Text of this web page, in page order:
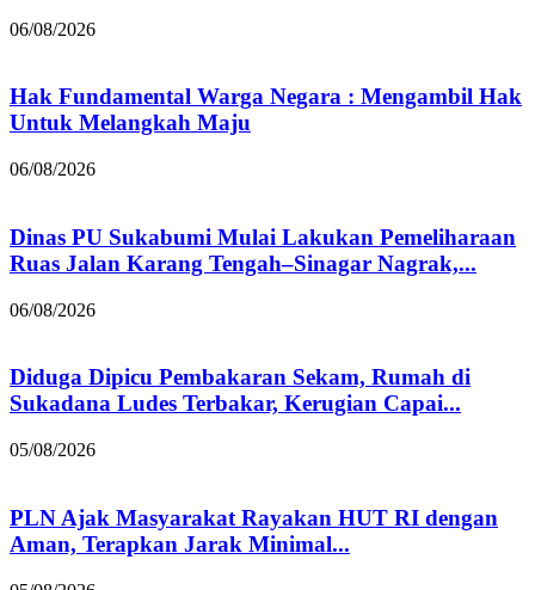
06/08/2026
Hak Fundamental Warga Negara : Mengambil Hak
Untuk Melangkah Maju
06/08/2026
Dinas PU Sukabumi Mulai Lakukan Pemeliharaan
Ruas Jalan Karang Tengah–Sinagar Nagrak,...
06/08/2026
Diduga Dipicu Pembakaran Sekam, Rumah di
Sukadana Ludes Terbakar, Kerugian Capai...
05/08/2026
PLN Ajak Masyarakat Rayakan HUT RI dengan
Aman, Terapkan Jarak Minimal...